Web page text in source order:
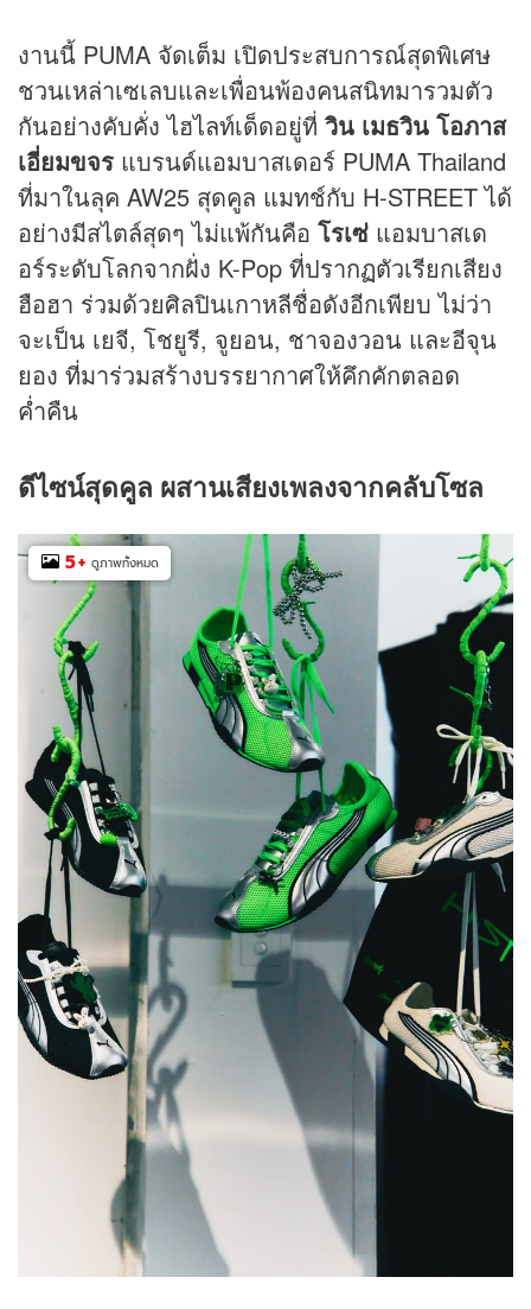
งานนี้ PUMA จัดเต็ม เปิดประสบการณ์สุดพิเศษ
ชวนเหล่าเซเลบและเพื่อนพ้องคนสนิทมารวมตัว
กันอย่างคับคั่ง ไฮไลท์เด็ดอยู่ที่ วิน เมธวิน โอภาส
เอี่ยมขจร แบรนด์แอมบาสเดอร์ PUMA Thailand
ที่มาในลุค AW25 สุดคูล แมทช์กับ H-STREET ได้
อย่างมีสไตล์สุดๆ ไม่แพ้กันคือ โรเซ่ แอมบาสเด
อร์ระดับโลกจากฝั่ง K-Pop ที่ปรากฏตัวเรียกเสียง
ฮือฮา ร่วมด้วยศิลปินเกาหลีชื่อดังอีกเพียบ ไม่ว่า
จะเป็น เยจี, โชยูรี, จูยอน, ชาจองวอน และอีจุน
ยอง ที่มาร่วมสร้างบรรยากาศให้คึกคักตลอด
ค่ำคืน
ดีไซน์สุดคูล ผสานเสียงเพลงจากคลับโซล
5+ ดูภาพทั้งหมด